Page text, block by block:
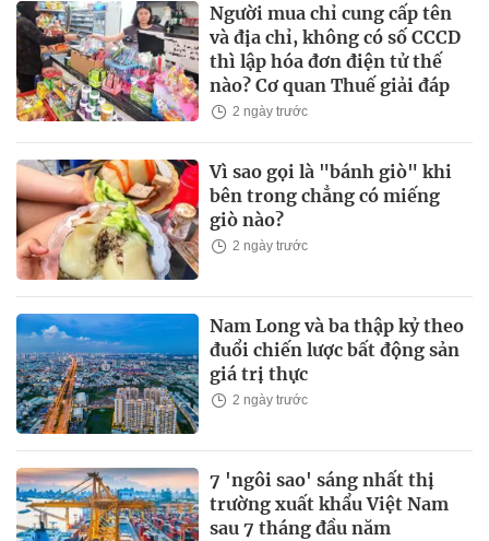
Người mua chỉ cung cấp tên
và địa chỉ, không có số CCCD
thì lập hóa đơn điện tử thế
nào? Cơ quan Thuế giải đáp
2 ngày trước
Vì sao gọi là "bánh giò" khi
bên trong chẳng có miếng
giò nào?
2 ngày trước
Nam Long và ba thập kỷ theo
đuổi chiến lược bất động sản
giá trị thực
2 ngày trước
7 'ngôi sao' sáng nhất thị
trường xuất khẩu Việt Nam
sau 7 tháng đầu năm